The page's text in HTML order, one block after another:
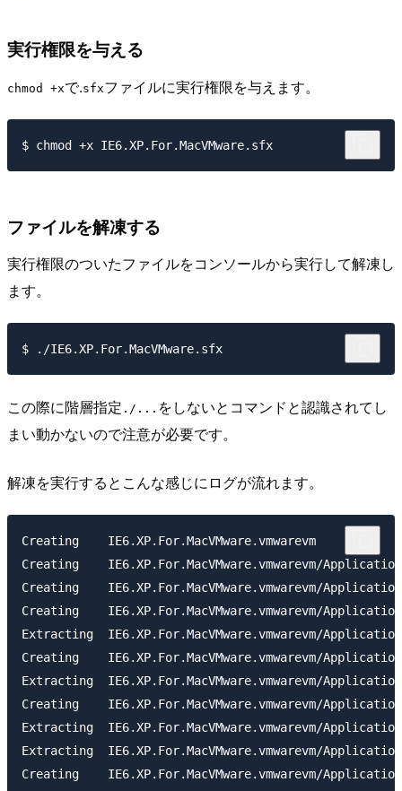
実行権限を与える
chmod +xで.sfxファイルに実行権限を与えます。
ファイルを解凍する
実行権限のついたファイルをコンソールから実行して解凍し
ます。
この際に階層指定 ./... をしないとコマンドと認識されてし
まい動かないので注意が必要です。
解凍を実行するとこんな感じにログが流れます。
Creating    IE6.XP.For.MacVMware.vmwarevm
Creating    IE6.XP.For.MacVMware.vmwarevm/
Creating    IE6.XP.For.MacVMware.vmwarevm/
Creating    IE6.XP.For.MacVMware.vmwarevm/
Extracting  IE6.XP.For.MacVMware.vmwarevm/
Creating    IE6.XP.For.MacVMware.vmwarevm/
Extracting  IE6.XP.For.MacVMware.vmwarevm/
Creating    IE6.XP.For.MacVMware.vmwarevm/
Extracting  IE6.XP.For.MacVMware.vmwarevm/
Extracting  IE6.XP.For.MacVMware.vmwarevm/
Creating    IE6.XP.For.MacVMware.vmwarevm/